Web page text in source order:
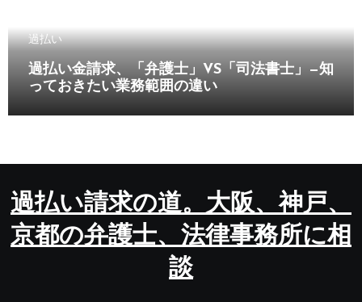
過払い
過払い金請求、「弁護士」VS「司法書士」—知
っておきたい業務範囲の違い
過払い請求の道。大阪、神戸、
京都の弁護士、法律事務所に相
談